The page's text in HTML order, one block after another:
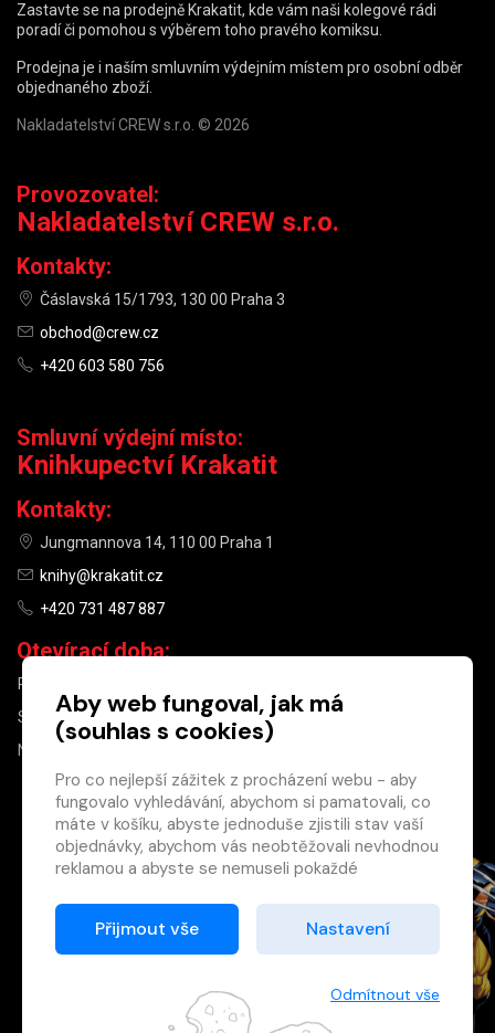
×
Máte u nás již
registrovaný
účet?
Registrací získáte slevu
na zboží ve výši 15 %
Registrovat
Zastavte se na prodejně Krakatit, kde vám naši kolegové rádi
poradí či pomohou s výběrem toho pravého komiksu.
Prodejna je i naším smluvním výdejním místem pro osobní odběr
objednaného zboží.
Nakladatelství CREW s.r.o. © 2026
Provozovatel:
Nakladatelství CREW s.r.o.
Kontakty:
Čáslavská 15/1793, 130 00 Praha 3
obchod@crew.cz
+420 603 580 756
Smluvní výdejní místo:
Knihkupectví Krakatit
Kontakty:
Jungmannova 14, 110 00 Praha 1
knihy@krakatit.cz
+420 731 487 887
Otevírací doba:
PO–PÁ
SO
10:00–13:00
NE
Zásady cookies
Aby web fungoval, jak má
(souhlas s cookies)
Pro co nejlepší zážitek z procházení webu - aby
fungovalo vyhledávání, abychom si pamatovali, co
máte v košíku, abyste jednoduše zjistili stav vaší
objednávky, abychom vás neobtěžovali nevhodnou
reklamou a abyste se nemuseli pokaždé
Proto od vás potřebujeme souhlas se
zpracováním souborů cookies
Děkujeme, že nám ho dáte a pomůžete nám tak
Přijmout vše Nastavení
Odmítnout vše